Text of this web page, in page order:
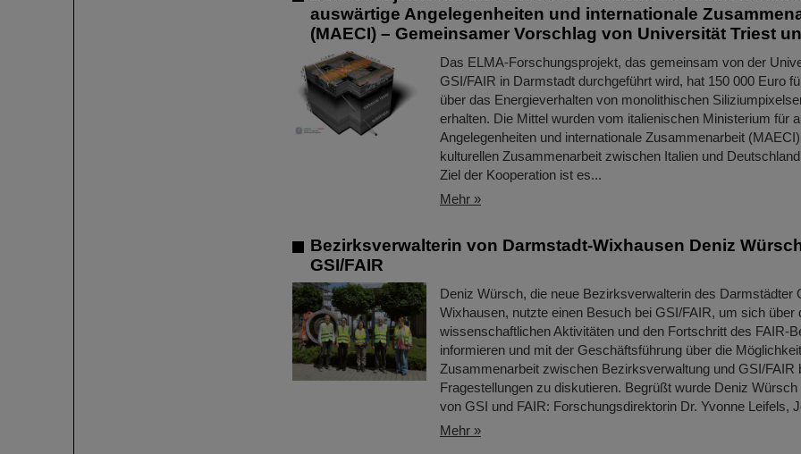
auswärtige Angelegenheiten und internationale
(MAECI) – Gemeinsamer Vorschlag von Universität Triest
Das ELMA-Forschungsprojekt, das gemeinsam von der
GSI/FAIR in Darmstadt durchgeführt wird, hat 150 000 Euro
über das Energieverhalten von monolithischen
erhalten. Die Mittel wurden vom italienischen Ministerium für
Angelegenheiten und internationale Zusammenarbeit
kulturellen Zusammenarbeit zwischen Italien und
Ziel der Kooperation ist es...
Mehr »
Bezirksverwalterin von Darmstadt-Wixhausen Deniz
GSI/FAIR
Deniz Würsch, die neue Bezirksverwalterin des Darmstädter
Wixhausen, nutzte einen Besuch bei GSI/FAIR, um sich über
wissenschaftlichen Aktivitäten und den Fortschritt des FAIR-
informieren und mit der Geschäftsführung über die
Zusammenarbeit zwischen Bezirksverwaltung und GSI/FAIR
Fragestellungen zu diskutieren. Begrüßt wurde Deniz Würsch
von GSI und FAIR: Forschungsdirektorin Dr. Yvonne Leifels,
Mehr »